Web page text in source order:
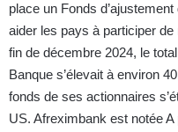
place un Fonds
aider les pays à participer
fin de décembre 2024, le
Banque s’élevait à environ
fonds de ses actionnaires
US. Afreximbank est notée